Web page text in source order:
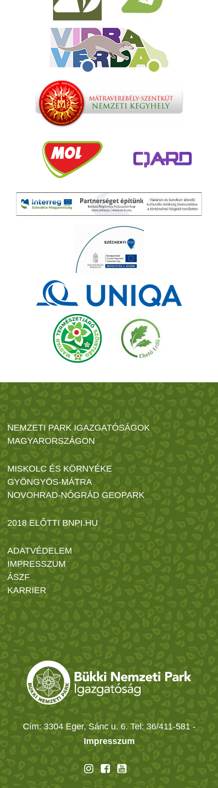
NEMZETI PARK IGAZGATÓSÁGOK
MAGYARORSZÁGON
MISKOLC ÉS KÖRNYÉKE
GYÖNGYÖS-MÁTRA
NOVOHRAD-NÓGRÁD GEOPARK
2018 ELŐTTI BNPI.HU
ADATVÉDELEM
IMPRESSZUM
ÁSZF
KARRIER
Cím: 3304 Eger, Sánc u. 6. Tel: 36/411-581 -
Impresszum